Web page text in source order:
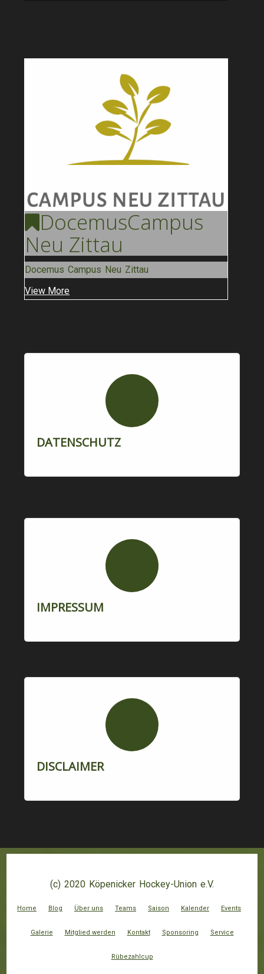
DocemusCampus
Neu Zittau
Docemus Campus Neu Zittau
View More
DATENSCHUTZ
IMPRESSUM
DISCLAIMER
(c) 2020 Köpenicker Hockey-Union e.V.
Home Blog Über uns Teams Saison Kalender Events
Galerie Mitglied werden Kontakt Sponsoring Service
Rübezahlcup